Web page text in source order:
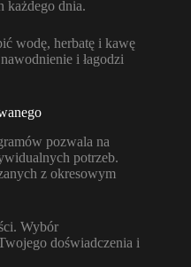
każdego dnia.
wodę, herbatę i kawę
i łagodzi
pozwala na
potrzeb.
z okresowym
Wybór
doświadczenia i